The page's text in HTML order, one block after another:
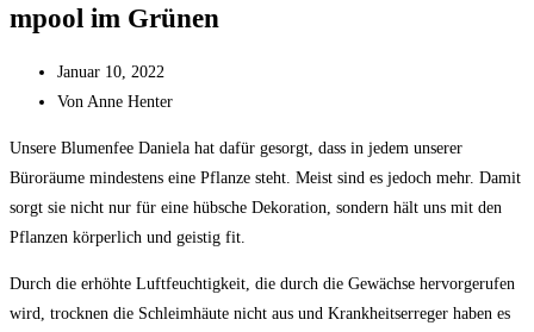
mpool im Grünen
Januar 10, 2022
Von Anne Henter
Unsere Blumenfee Daniela hat dafür gesorgt, dass in jedem unserer
Büroräume mindestens eine Pflanze steht. Meist sind es jedoch mehr. Damit
sorgt sie nicht nur für eine hübsche Dekoration, sondern hält uns mit den
Pflanzen körperlich und geistig fit.
Durch die erhöhte Luftfeuchtigkeit, die durch die Gewächse hervorgerufen
wird, trocknen die Schleimhäute nicht aus und Krankheitserreger haben es